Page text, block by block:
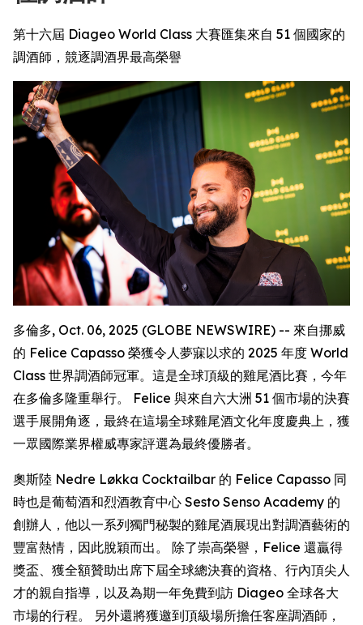
第十六屆 Diageo World Class 大賽匯集來自 51 個國家的
調酒師，競逐調酒界最高榮譽
多倫多, Oct. 06, 2025 (GLOBE NEWSWIRE) -- 來自挪威
的 Felice Capasso 榮獲令人夢寐以求的 2025 年度 World
Class 世界調酒師冠軍。這是全球頂級的雞尾酒比賽，今年
在多倫多隆重舉行。 Felice 與來自六大洲 51 個市場的決賽
選手展開角逐，最終在這場全球雞尾酒文化年度慶典上，獲
一眾國際業界權威專家評選為最終優勝者。
奧斯陸 Nedre Løkka Cocktailbar 的 Felice Capasso 同
時也是葡萄酒和烈酒教育中心 Sesto Senso Academy 的
創辦人，他以一系列獨門秘製的雞尾酒展現出對調酒藝術的
豐富熱情，因此脫穎而出。 除了崇高榮譽，Felice 還贏得
獎盃、獲全額贊助出席下屆全球總決賽的資格、行內頂尖人
才的親自指導，以及為期一年免費到訪 Diageo 全球各大
市場的行程。 另外還將獲邀到頂級場所擔任客座調酒師，